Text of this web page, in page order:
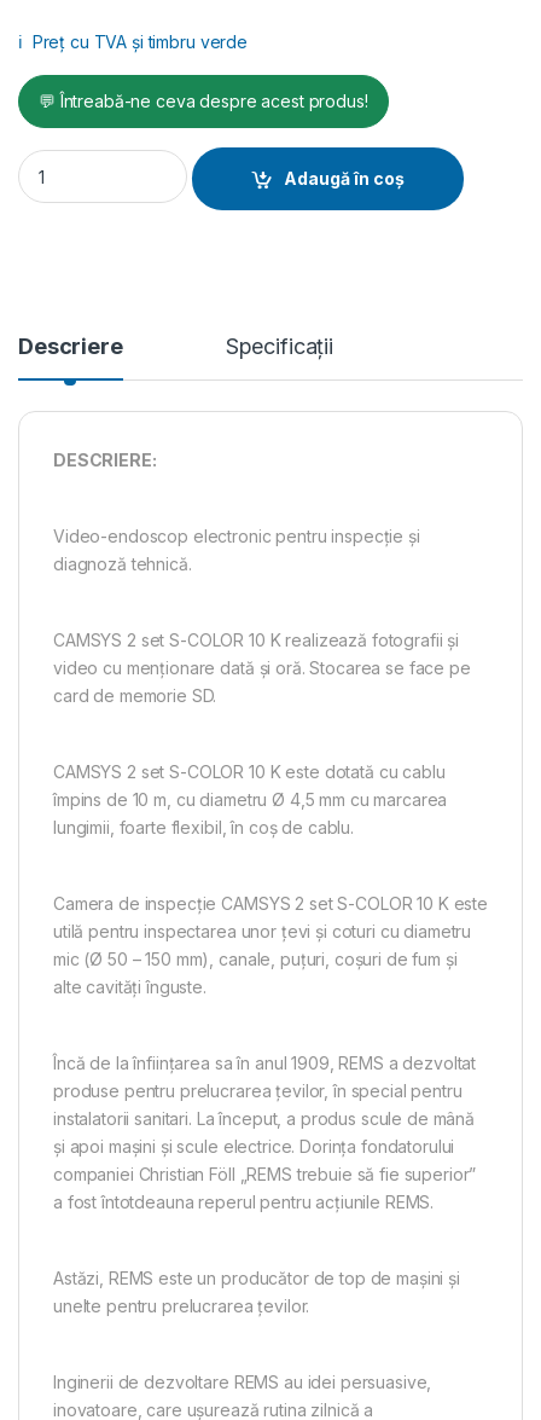
ℹ️ Preț cu TVA și timbru verde
💬 Întreabă-ne ceva despre acest produs!
Camera inspectie Rems CamSys 2 Set S-Color 10K quantity
Adaugă în coș
Descriere Specificații
DESCRIERE:
Video-endoscop electronic pentru inspecție și
diagnoză tehnică.
CAMSYS 2 set S-COLOR 10 K realizează fotografii și
video cu menționare dată și oră. Stocarea se face pe
card de memorie SD.
CAMSYS 2 set S-COLOR 10 K este dotată cu cablu
împins de 10 m, cu diametru Ø 4,5 mm cu marcarea
lungimii, foarte flexibil, în coş de cablu.
Camera de inspecție CAMSYS 2 set S-COLOR 10 K este
utilă pentru inspectarea unor ţevi şi coturi cu diametru
mic (Ø 50 – 150 mm), canale, puţuri, coşuri de fum şi
alte cavităţi înguste.
Încă de la înființarea sa în anul 1909, REMS a dezvoltat
produse pentru prelucrarea țevilor, în special pentru
instalatorii sanitari. La început, a produs scule de mână
și apoi mașini și scule electrice. Dorința fondatorului
companiei Christian Föll „REMS trebuie să fie superior”
a fost întotdeauna reperul pentru acțiunile REMS.
Astăzi, REMS este un producător de top de mașini și
unelte pentru prelucrarea țevilor.
Inginerii de dezvoltare REMS au idei persuasive,
inovatoare, care ușurează rutina zilnică a